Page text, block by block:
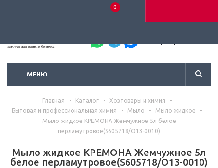
0
МЕНЮ
Главная - Каталог - Хозтовары и химия
-
Бытовая и профессиональная химия
- Мыло - Мыло жидкое
-
Мыло жидкое КРЕМОНА Жемчужное 5л белое
перламутровое(S605718/О13-0010)
Мыло жидкое КРЕМОНА Жемчужное 5л
белое перламутровое(S605718/О13-0010)